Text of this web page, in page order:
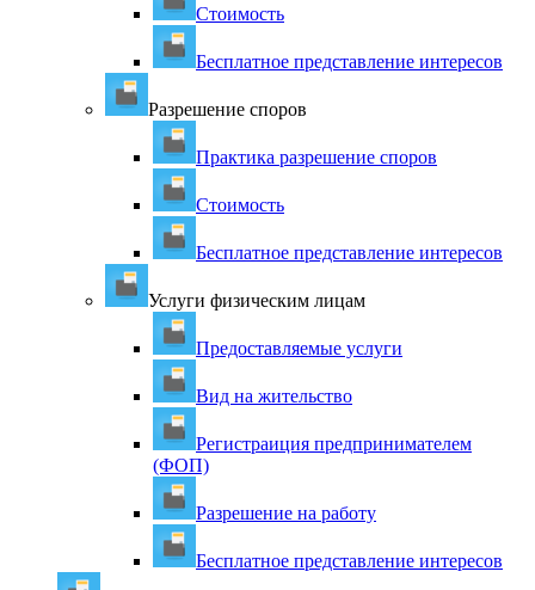
Стоимость
Бесплатное представление интересов
Разрешение споров
Практика разрешение споров
Стоимость
Бесплатное представление интересов
Услуги физическим лицам
Предоставляемые услуги
Вид на жительство
Регистраиция предпринимателем
(ФОП)
Разрешение на работу
Бесплатное представление интересов